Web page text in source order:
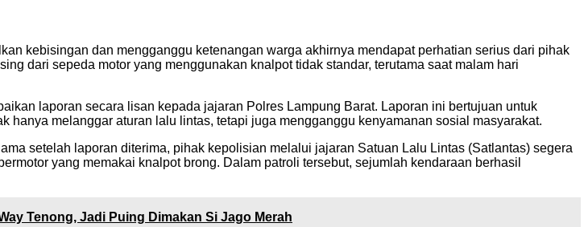
kebisingan dan mengganggu ketenangan warga akhirnya mendapat perhatian serius dari pihak
dari sepeda motor yang menggunakan knalpot tidak standar, terutama saat malam hari
laporan secara lisan kepada jajaran Polres Lampung Barat. Laporan ini bertujuan untuk
melanggar aturan lalu lintas, tetapi juga mengganggu kenyamanan sosial masyarakat.
setelah laporan diterima, pihak kepolisian melalui jajaran Satuan Lalu Lintas (Satlantas) segera
yang memakai knalpot brong. Dalam patroli tersebut, sejumlah kendaraan berhasil
Tenong, Jadi Puing Dimakan Si Jago Merah